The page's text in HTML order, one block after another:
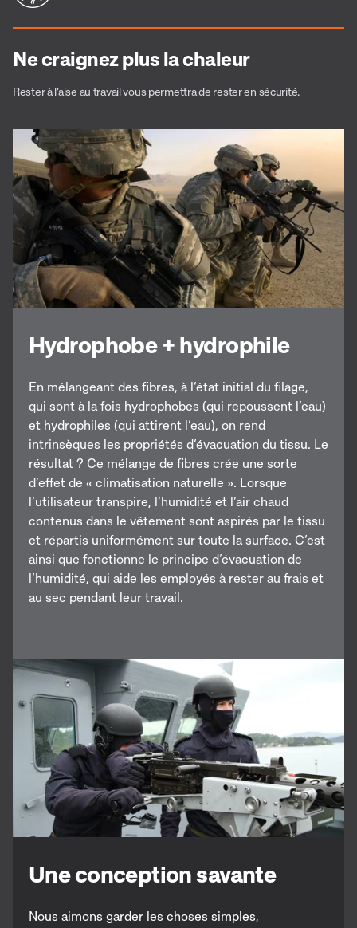
Ne craignez plus la chaleur
Rester à l’aise au travail vous permettra de rester en sécurité.
Hydrophobe + hydrophile
En mélangeant des fibres, à l’état initial du filage,
qui sont à la fois hydrophobes (qui repoussent l’eau)
et hydrophiles (qui attirent l’eau), on rend
intrinsèques les propriétés d’évacuation du tissu. Le
résultat ? Ce mélange de fibres crée une sorte
d’effet de « climatisation naturelle ». Lorsque
l’utilisateur transpire, l’humidité et l’air chaud
contenus dans le vêtement sont aspirés par le tissu
et répartis uniformément sur toute la surface. C’est
ainsi que fonctionne le principe d’évacuation de
l’humidité, qui aide les employés à rester au frais et
au sec pendant leur travail.
Une conception savante
Nous aimons garder les choses simples,